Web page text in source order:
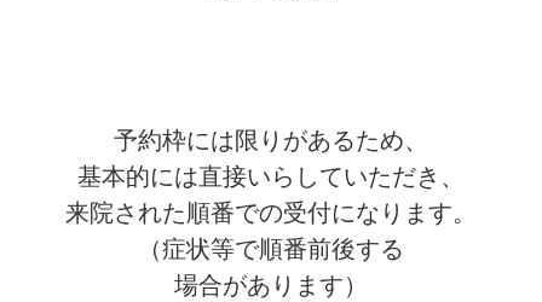
予約枠には限りがあるため、
基本的には直接いらしていただき、
来院された順番での受付になります。
（症状等で順番前後する
場合があります）